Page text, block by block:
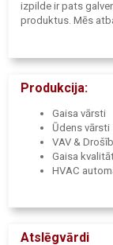
izpilde ir pats
produktus. Mēs
enerģiju
pasaulē, mēs
PRODUAL,
Produkcija:
Gaisa vārsti
Ūdens vārsti
VAV &
Gaisa
HVAC
Atslēgvārdi